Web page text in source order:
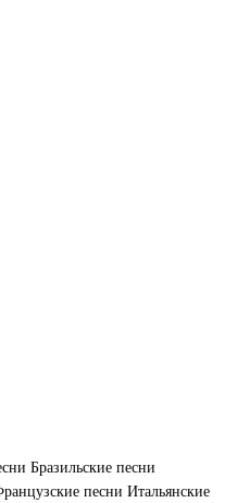
Бразильские песни
песни Итальянские